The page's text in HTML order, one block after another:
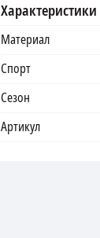
Характеристики
Материал
Спорт
Сезон
Артикул